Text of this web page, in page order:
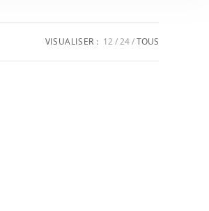
VISUALISER : 12 24 TOUS